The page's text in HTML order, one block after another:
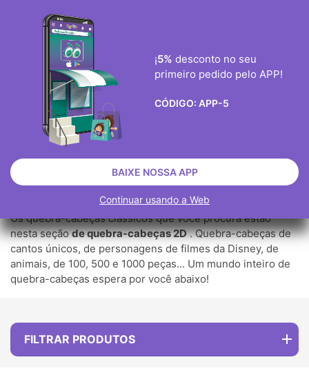

PUZZLES 2D
JOGOS PUZZLES PUZZLES 2D
Os quebra-cabeças clássicos que você procura estão
nesta seçãode quebra-cabeças 2D. Quebra-cabeças de
cantos únicos, de personagens de filmes da Disney, de
animais, de 100, 500 e 1000 peças... Um mundo inteiro de
quebra-cabeças espera por você abaixo!
FILTRAR PRODUTOS
¡5% desconto no seu
primeiro pedido pelo APP!
CÓDIGO: APP-5
BAIXE NOSSA APP
Continuar usando a Web